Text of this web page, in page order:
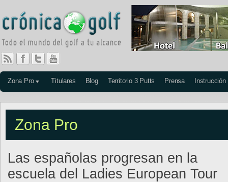
Zona Pro Titulares Blog Territorio 3 Putts Prensa Instrucción
Zona Pro
Las españolas progresan en la
escuela del Ladies European Tour